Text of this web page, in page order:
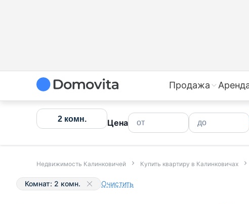
Продажа
2 комн. Цена
Недвижимость Калинковичей Купить квартиру в Калинковичах
Комнат: 2 комн. Очистить